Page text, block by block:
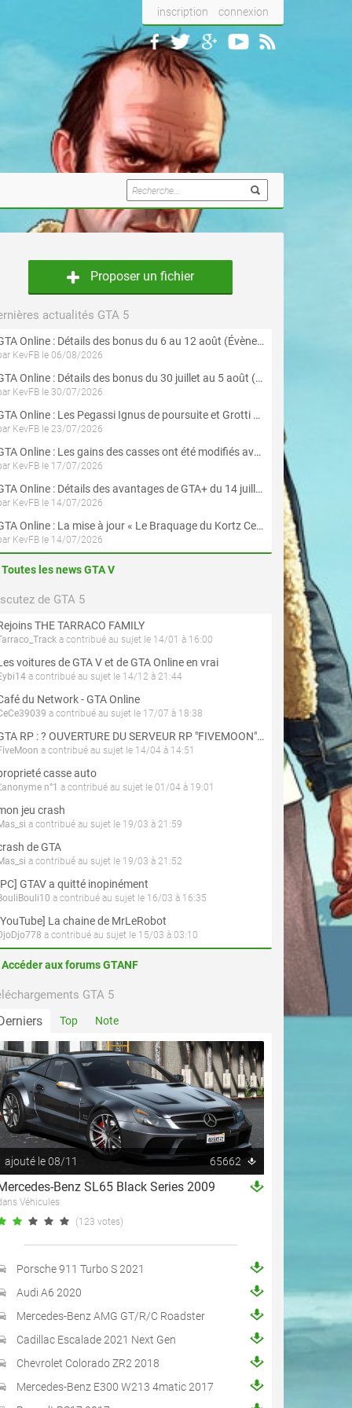
inscription connexion
Proposer un fichier
actualités GTA 5
GTA Online : Détails des bonus du 6 au 12 août (Évènement « Braquages de l'été » - Suite et fin)
KevFB le 06/08/2026
GTA Online : Détails des bonus du 30 juillet au 5 août (Évènement « Braquages d'été »)
KevFB le 30/07/2026
GTA Online : Les Pegassi Ignus de poursuite et Grotti Veleno GT sont maintenant disponibles
KevFB le 23/07/2026
GTA Online : Les gains des casses ont été modifiés avec la mise à jour « Le Braquage du Kortz Center »
KevFB le 17/07/2026
GTA Online : Détails des avantages de GTA+ du 14 juillet au 12 août
KevFB le 14/07/2026
GTA Online : La mise à jour « Le Braquage du Kortz Center » est maintenant disponible
KevFB le 14/07/2026
Toutes les news GTA V
de GTA 5
THE TARRACO FAMILY
a contribué au sujet le 14/01 à 16:00
voitures de GTA V et de GTA Online en vrai
a contribué au sujet le 14/12 à 21:44
du Network - GTA Online
a contribué au sujet le 17/07 à 18:38
GTA RP : ? OUVERTURE DU SERVEUR RP "FIVEMOON"  ACCÈS LIBRE ?
a contribué au sujet le 14/04 à 14:51
casse auto
n°1 a contribué au sujet le 01/04 à 19:01
jeu crash
a contribué au sujet le 19/03 à 21:59
de GTA
a contribué au sujet le 19/03 à 21:52
GTAV a quitté inopinément
a contribué au sujet le 16/03 à 16:35
La chaine de MrLeRobot
a contribué au sujet le 15/03 à 03:10
Accéder aux forums GTANF
GTA 5
Top Note
ajouté le 08/11 65662
Benz SL65 Black Series 2009
Véhicules
(123 votes)
Porsche 911 Turbo S 2021
Audi A6 2020
Mercedes-Benz AMG GT/R/C Roadster
Cadillac Escalade 2021 Next Gen
Chevrolet Colorado ZR2 2018
Mercedes-Benz E300 W213 4matic 2017